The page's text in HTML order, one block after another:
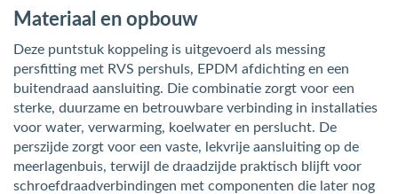
Materiaal en opbouw
Deze puntstuk koppeling is uitgevoerd als messing
persfitting met RVS pershuls, EPDM afdichting en een
buitendraad aansluiting. Die combinatie zorgt voor een
sterke, duurzame en betrouwbare verbinding in installaties
voor water, verwarming, koelwater en perslucht. De
perszijde zorgt voor een vaste, lekvrije aansluiting op de
meerlagenbuis, terwijl de draadzijde praktisch blijft voor
schroefdraadverbindingen met componenten die later nog